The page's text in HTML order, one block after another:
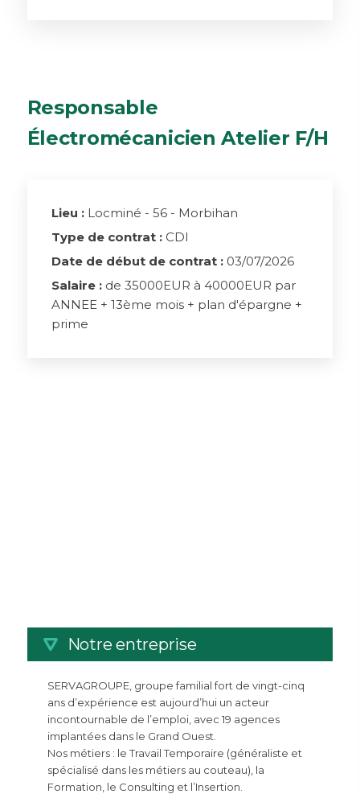
Responsable
Électromécanicien Atelier F/H
Lieu :Locminé - 56 - Morbihan
Type de contrat :CDI
Date de début de contrat :03/07/2026
Salaire :de 35000EUR à 40000EUR par
ANNEE + 13ème mois + plan d'épargne +
prime
Notre entreprise
SERVAGROUPE, groupe familial fort de vingt-cinq
ans d’expérience est aujourd’hui un acteur
incontournable de l’emploi, avec 19 agences
implantées dans le Grand Ouest.
Nos métiers : le Travail Temporaire (généraliste et
spécialisé dans les métiers au couteau), la
Formation, le Consulting et l’Insertion.